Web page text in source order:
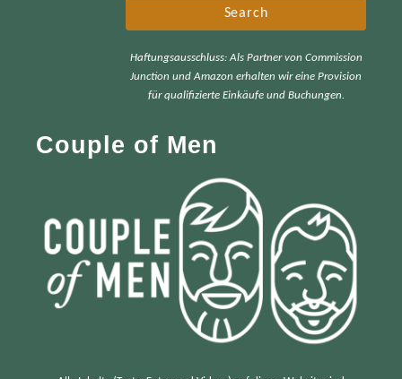
cHaftungsausschluss: Als Partner von Commission
Junction und Amazon erhalten wir eine Provision
für qualifizierte Einkäufe und Buchungen.
Couple of Men